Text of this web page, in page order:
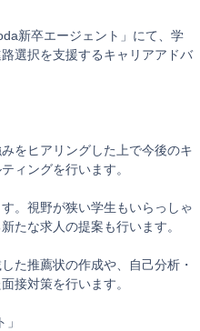
新卒エージェント」にて、学
選択を支援するキャリアアドバ
をヒアリングした上で今後のキ
ィングを行います。
。視野が狭い学生もいらっしゃ
たな求人の提案も行います。
た推薦状の作成や、自己分析・
接対策を行います。